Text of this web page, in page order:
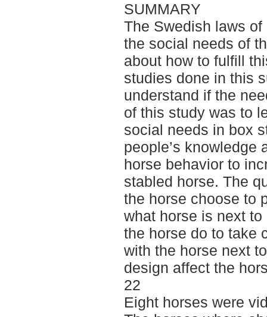
SUMMARY
The Swedish laws
the social needs of
about how to fulfill
studies done in this
understand if the
of this study was to
social needs in box
people’s knowledge
horse behavior to
stabled horse. The
the horse choose to
what horse is next
the horse do to take
with the horse next
design affect the
22
Eight horses were